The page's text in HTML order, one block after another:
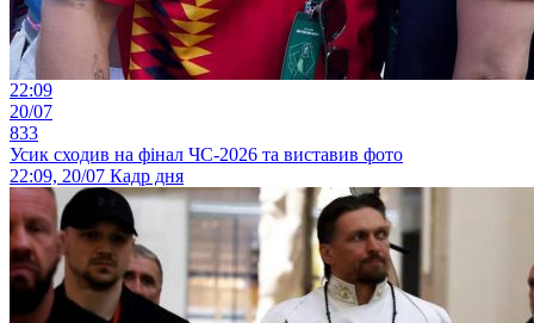
22:09
20/07
833
Усик сходив на фінал ЧС-2026 та виставив фото
22:09, 20/07 Кадр дня